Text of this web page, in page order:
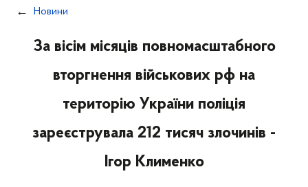
Новини
За вісім місяців повномасштабного
вторгнення військових рф на
територію України поліція
зареєструвала 212 тисяч злочинів -
Ігор Клименко